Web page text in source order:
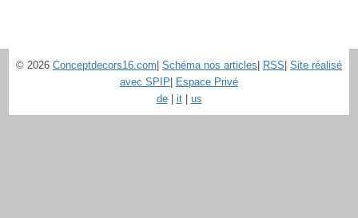
© 2026 Conceptdecors16.com| Schéma nos articles| RSS| Site réalisé
avec SPIP| Espace Privé
de| it| us